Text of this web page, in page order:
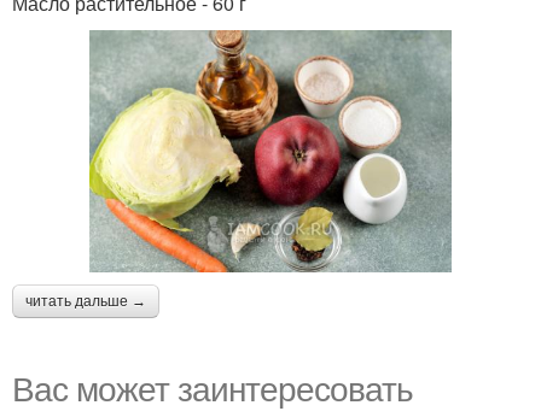
читать дальше →
Вас может заинтересовать